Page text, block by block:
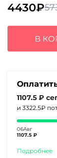
цена
5730₽.
4430₽
Текущая
цена:
4430₽.
В
1107.5 ₽
и 3322.5₽
06Авг
1107.5 ₽
Подробнее